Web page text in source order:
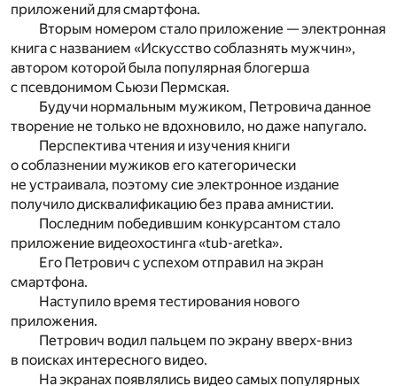
приложений для смартфона.
Вторым номером стало приложение — электронная
книга с названием «Искусство соблазнять мужчин»,
автором которой была популярная блогерша
с псевдонимом Сьюзи Пермская.
Будучи нормальным мужиком, Петровича данное
творение не только не вдохновило, но даже напугало.
Перспектива чтения и изучения книги
о соблазнении мужиков его категорически
не устраивала, поэтому сие электронное издание
получило дисквалификацию без права амнистии.
Последним победившим конкурсантом стало
приложение видеохостинга «tub-aretka».
Его Петрович с успехом отправил на экран
смартфона.
Наступило время тестирования нового
приложения.
Петрович водил пальцем по экрану вверх-вниз
в поисках интересного видео.
На экранах появлялись видео самых популярных